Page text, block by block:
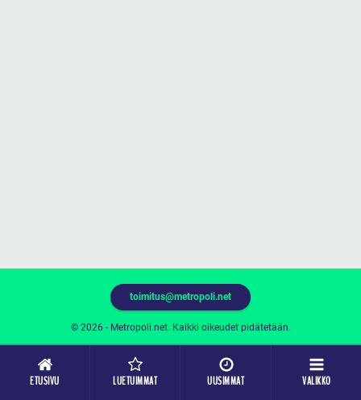
ETUSIVU LUETUIMMAT UUSIMMAT VALIKKO
© 2026 - Metropoli.net. Kaikki oikeudet pidätetään.
toimitus@metropoli.net